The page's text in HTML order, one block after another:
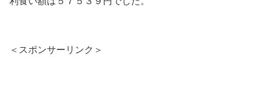
＜スポンサーリンク＞